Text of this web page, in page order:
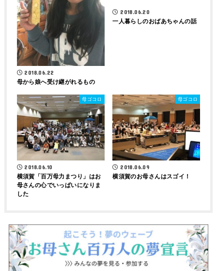
2018.06.22
母から娘へ受け継がれるもの
2018.06.20
一人暮らしのおばあちゃんの話
母ゴコロ
2018.06.10
横須賀「百万母力まつり」はお
母さんの心でいっぱいになりま
した
母ゴコロ
2018.06.09
横須賀のお母さんはスゴイ！